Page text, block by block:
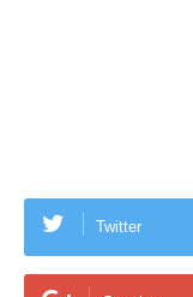
Twitter